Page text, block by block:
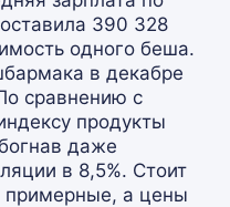
390 328
одного беша.
в декабре
сравнению с
продукты
даже
в 8,5%. Стоит
примерные, а цены